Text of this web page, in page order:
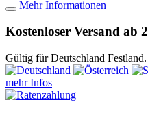
Mehr Informationen
Kostenloser Versand ab
Gültig für Deutschland Festland.
mehr Infos